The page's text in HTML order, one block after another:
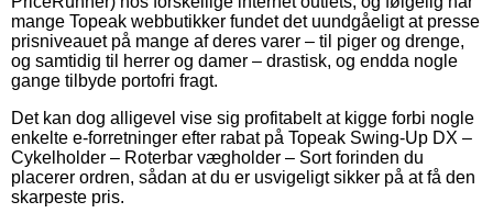
mange Topeak webbutikker fundet det uundgåeligt at presse
prisniveauet på mange af deres varer – til piger og drenge,
og samtidig til herrer og damer – drastisk, og endda nogle
gange tilbyde portofri fragt.
Det kan dog alligevel vise sig profitabelt at kigge forbi nogle
enkelte e-forretninger efter rabat på Topeak Swing-Up DX –
Cykelholder – Roterbar vægholder – Sort forinden du
placerer ordren, sådan at du er usvigeligt sikker på at få den
skarpeste pris.